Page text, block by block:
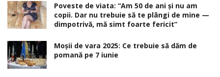
Poveste de viata: “Am 50 de ani și nu am
copii. Dar nu trebuie să te plângi de mine —
dimpotrivă, mă simt foarte fericit”
Moșii de vara 2025: Ce trebuie să dăm de
pomană pe 7 iunie